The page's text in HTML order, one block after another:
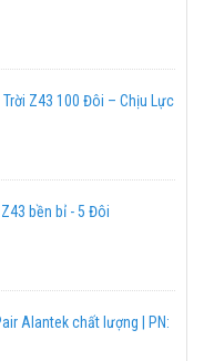
Z43 100 Đôi – Chịu Lực
bền bỉ - 5 Đôi
Alantek chất lượng | PN: